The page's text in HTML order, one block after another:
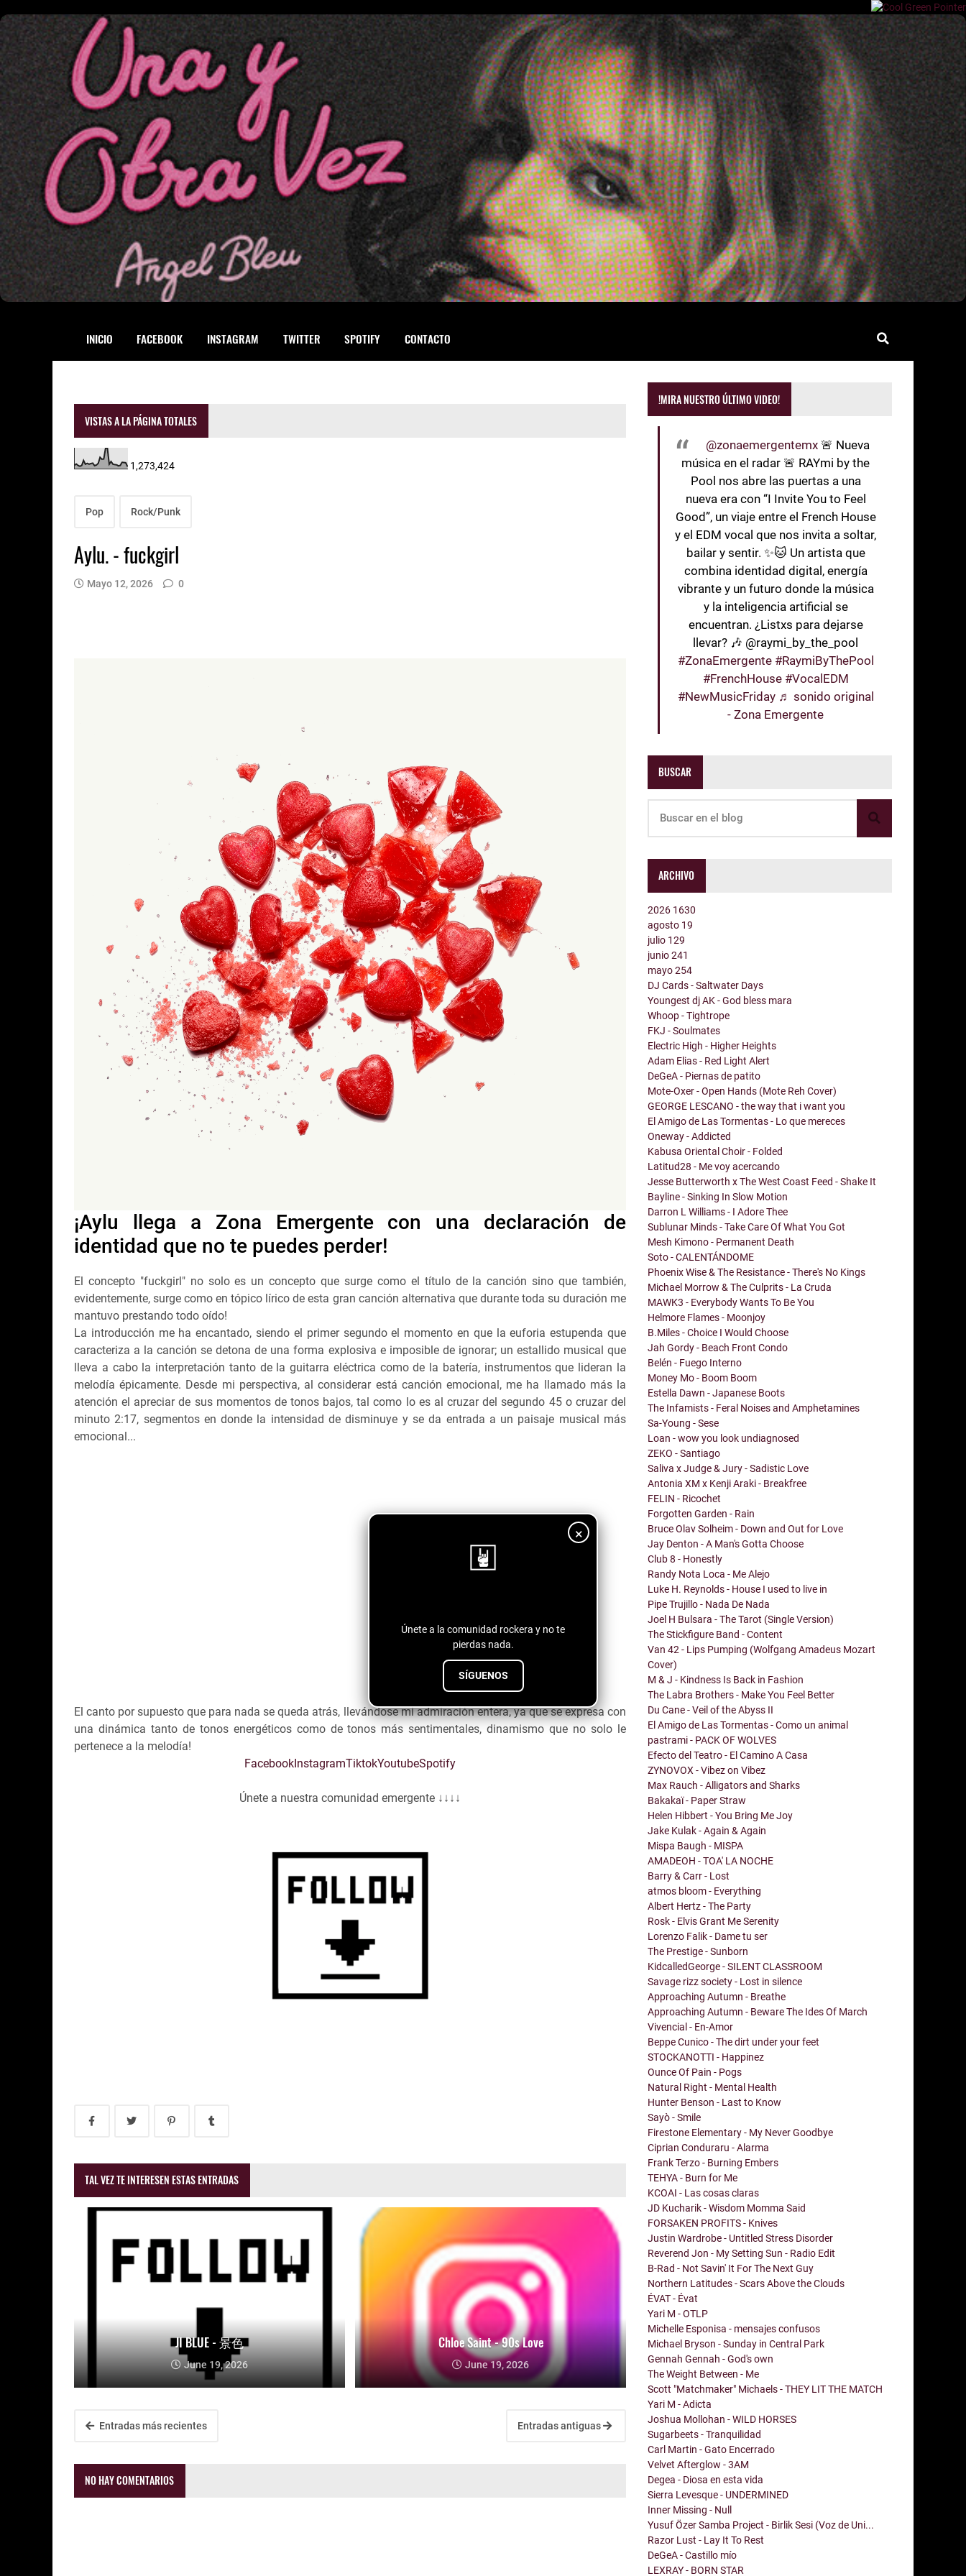
INICIO FACEBOOK INSTAGRAM TWITTER SPOTIFY CONTACTO
×
Únete a la comunidad rockera y no te
pierdas nada.
SÍGUENOS
VISTAS A LA PÁGINA TOTALES
1,273,424
Pop Rock/Punk
Aylu. - fuckgirl
Mayo 12, 2026 0
¡Aylu llega a Zona Emergente con una declaración de
identidad que no te puedes perder!
El concepto "fuckgirl" no solo es un concepto que surge como el título de la canción sino que también,
evidentemente, surge como en tópico lírico de esta gran canción alternativa que durante toda su duración me
mantuvo prestando todo oído!
La introducción me ha encantado, siendo el primer segundo el momento en que la euforia estupenda que
caracteriza a la canción se detona de una forma explosiva e imposible de ignorar; un estallido musical que
lleva a cabo la interpretación tanto de la guitarra eléctrica como de la batería, instrumentos que lideran la
melodía épicamente. Desde mi perspectiva, al considerar está canción emocional, me ha llamado más la
atención el apreciar de sus momentos de tonos bajos, tal como lo es al cruzar del segundo 45 o cruzar del
minuto 2:17, segmentos en donde la intensidad de disminuye y se da entrada a un paisaje musical más
emocional...
El canto por supuesto que para nada se queda atrás, llevándose mi admiración entera, ya que se expresa con
una dinámica tanto de tonos energéticos como de tonos más sentimentales, dinamismo que no solo le
pertenece a la melodía!
FacebookInstagramTiktokYoutubeSpotify
Únete a nuestra comunidad emergente ↓↓↓↓
TAL VEZ TE INTERESEN ESTAS ENTRADAS
JI BLUE - 景色
June 19, 2026
Chloe Saint - 90s Love
June 19, 2026
Entradas más recientes Entradas antiguas
NO HAY COMENTARIOS
!MIRA NUESTRO ÚLTIMO VIDEO!
@zonaemergentemx 🚨 Nueva
música en el radar 🚨 RAYmi by the
Pool nos abre las puertas a una
nueva era con “I Invite You to Feel
Good”, un viaje entre el French House
y el EDM vocal que nos invita a soltar,
bailar y sentir. ✨🐱 Un artista que
combina identidad digital, energía
vibrante y un futuro donde la música
y la inteligencia artificial se
encuentran. ¿Listxs para dejarse
llevar? 🎶 @raymi_by_the_pool
#ZonaEmergente #RaymiByThePool
#FrenchHouse #VocalEDM
#NewMusicFriday ♬ sonido original
- Zona Emergente
BUSCAR
ARCHIVO
2026 1630
agosto 19
julio 129
junio241
mayo254
DJ Cards - Saltwater Days
Youngest dj AK - God bless mara
Whoop - Tightrope
FKJ - Soulmates
Electric High - Higher Heights
Adam Elias - Red Light Alert
DeGeA - Piernas de patito
Mote-Oxer - Open Hands (Mote Reh Cover)
GEORGE LESCANO - the way that i want you
El Amigo de Las Tormentas - Lo que mereces
Oneway - Addicted
Kabusa Oriental Choir - Folded
Latitud28 - Me voy acercando
Jesse Butterworth x The West Coast Feed - Shake It
Bayline - Sinking In Slow Motion
Darron L Williams - I Adore Thee
Sublunar Minds - Take Care Of What You Got
Mesh Kimono - Permanent Death
Soto - CALENTÁNDOME
Phoenix Wise & The Resistance - There's No Kings
Michael Morrow & The Culprits - La Cruda
MAWK3 - Everybody Wants To Be You
Helmore Flames - Moonjoy
B.Miles - Choice I Would Choose
Jah Gordy - Beach Front Condo
Belén - Fuego Interno
Money Mo - Boom Boom
Estella Dawn - Japanese Boots
The Infamists - Feral Noises and Amphetamines
Sa-Young - Sese
Loan - wow you look undiagnosed
ZEKO - Santiago
Saliva x Judge & Jury - Sadistic Love
Antonia XM x Kenji Araki - Breakfree
FELIN - Ricochet
Forgotten Garden - Rain
Bruce Olav Solheim - Down and Out for Love
Jay Denton - A Man's Gotta Choose
Club 8 - Honestly
Randy Nota Loca - Me Alejo
Luke H. Reynolds - House I used to live in
Pipe Trujillo - Nada De Nada
Joel H Bulsara - The Tarot (Single Version)
The Stickfigure Band - Content
Van 42 - Lips Pumping (Wolfgang Amadeus Mozart
Cover)
M & J - Kindness Is Back in Fashion
The Labra Brothers - Make You Feel Better
Du Cane - Veil of the Abyss II
El Amigo de Las Tormentas - Como un animal
pastrami - PACK OF WOLVES
Efecto del Teatro - El Camino A Casa
ZYNOVOX - Vibez on Vibez
Max Rauch - Alligators and Sharks
Bakakaï - Paper Straw
Helen Hibbert - You Bring Me Joy
Jake Kulak - Again & Again
Mispa Baugh - MISPA
AMADEOH - TOA' LA NOCHE
Barry & Carr - Lost
atmos bloom - Everything
Albert Hertz - The Party
Rosk - Elvis Grant Me Serenity
Lorenzo Falik - Dame tu ser
The Prestige - Sunborn
KidcalledGeorge - SILENT CLASSROOM
Savage rizz society - Lost in silence
Approaching Autumn - Breathe
Approaching Autumn - Beware The Ides Of March
Vivencial - En-Amor
Beppe Cunico - The dirt under your feet
STOCKANOTTI - Happinez
Ounce Of Pain - Pogs
Natural Right - Mental Health
Hunter Benson - Last to Know
Sayò - Smile
Firestone Elementary - My Never Goodbye
Ciprian Conduraru - Alarma
Frank Terzo - Burning Embers
TEHYA - Burn for Me
KCOAI - Las cosas claras
JD Kucharik - Wisdom Momma Said
FORSAKEN PROFITS - Knives
Justin Wardrobe - Untitled Stress Disorder
Reverend Jon - My Setting Sun - Radio Edit
B-Rad - Not Savin' It For The Next Guy
Northern Latitudes - Scars Above the Clouds
ÉVAT - Évat
Yari M - OTLP
Michelle Esponisa - mensajes confusos
Michael Bryson - Sunday in Central Park
Gennah Gennah - God's own
The Weight Between - Me
Scott "Matchmaker" Michaels - THEY LIT THE MATCH
Yari M - Adicta
Joshua Mollohan - WILD HORSES
Sugarbeets - Tranquilidad
Carl Martin - Gato Encerrado
Velvet Afterglow - 3AM
Degea - Diosa en esta vida
Sierra Levesque - UNDERMINED
Inner Missing - Null
Yusuf Özer Samba Project - Birlik Sesi (Voz de Uni...
Razor Lust - Lay It To Rest
DeGeA - Castillo mío
LEXRAY - BORN STAR